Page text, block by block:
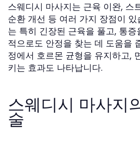
스웨디시 마사지는 근육 이완, 스
순환 개선 등 여러 가지 장점이 있
는 특히 긴장된 근육을 풀고, 통증
적으로도 안정을 찾는 데 도움을
정에서 호르몬 균형을 유지하고,
키는 효과도 나타납니다.
스웨디시 마사지
술